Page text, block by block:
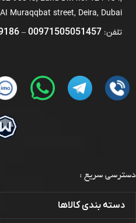
AI Muraqqbat street, Deira, Dubai
تلفن: 00971505051457
–
دسترسی سریع :
دسته بندی کالاها